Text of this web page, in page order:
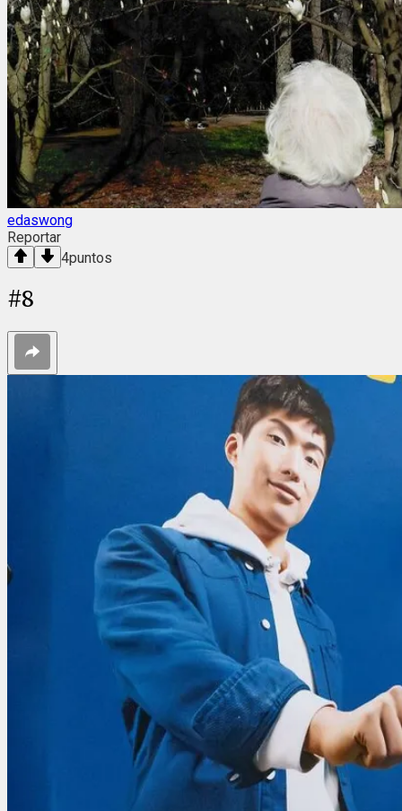
edaswong
Reportar
4puntos
#8